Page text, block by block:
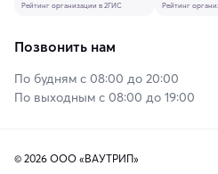
Рейтинг организации в 2ГИС Рейтинг
Позвонить нам
По будням с 08:00 до 20:00
По выходным с 08:00 до 19:00
© 2026 ООО «ВАУТРИП»